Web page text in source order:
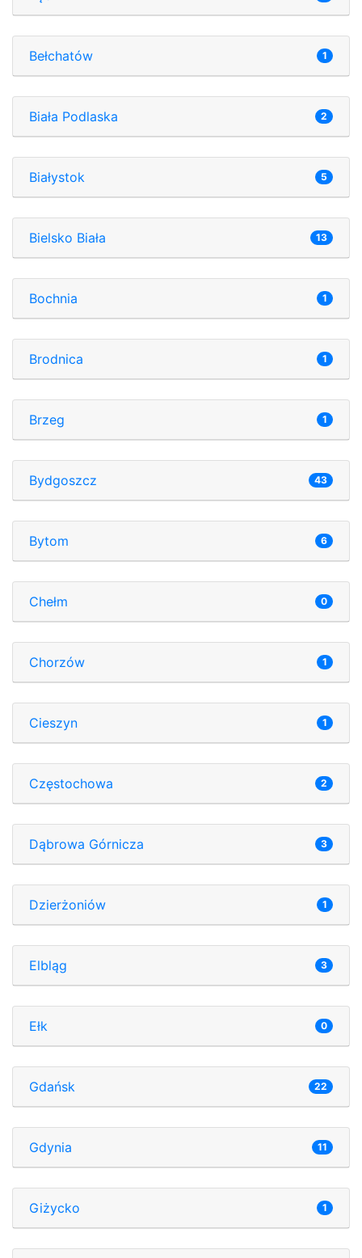
Bełchatów 1
Biała Podlaska 2
Białystok 5
Bielsko Biała 13
Bochnia 1
Brodnica 1
Brzeg 1
Bydgoszcz 43
Bytom 6
Chełm 0
Chorzów 1
Cieszyn 1
Częstochowa 2
Dąbrowa Górnicza 3
Dzierżoniów 1
Elbląg 3
Ełk 0
Gdańsk 22
Gdynia 11
Giżycko 1